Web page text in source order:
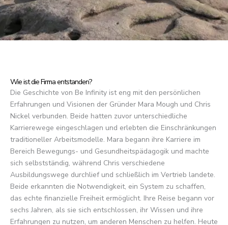
Wie ist die Firma entstanden?
Die Geschichte von Be Infinity ist eng mit den persönlichen
Erfahrungen und Visionen der Gründer Mara Mough und Chris
Nickel verbunden. Beide hatten zuvor unterschiedliche
Karrierewege eingeschlagen und erlebten die Einschränkungen
traditioneller Arbeitsmodelle. Mara begann ihre Karriere im
Bereich Bewegungs- und Gesundheitspädagogik und machte
sich selbstständig, während Chris verschiedene
Ausbildungswege durchlief und schließlich im Vertrieb landete.
Beide erkannten die Notwendigkeit, ein System zu schaffen,
das echte finanzielle Freiheit ermöglicht. Ihre Reise begann vor
sechs Jahren, als sie sich entschlossen, ihr Wissen und ihre
Erfahrungen zu nutzen, um anderen Menschen zu helfen. Heute